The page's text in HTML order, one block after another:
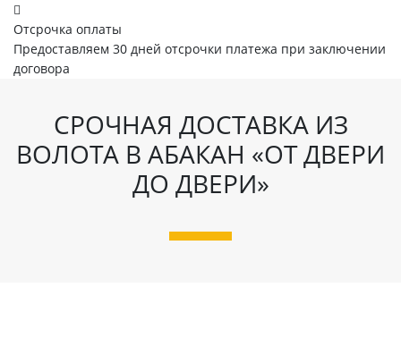
Отсрочка оплаты
Предоставляем 30 дней отсрочки платежа при заключении
договора
СРОЧНАЯ ДОСТАВКА ИЗ
ВОЛОТА В АБАКАН «ОТ ДВЕРИ
ДО ДВЕРИ»